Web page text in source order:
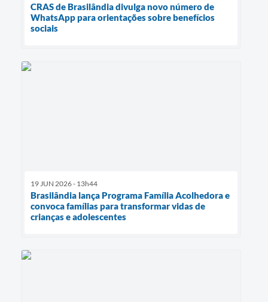
CRAS de Brasilândia divulga novo número de
WhatsApp para orientações sobre benefícios
sociais
19 JUN 2026 - 13h44
Brasilândia lança Programa Família Acolhedora e
convoca famílias para transformar vidas de
crianças e adolescentes